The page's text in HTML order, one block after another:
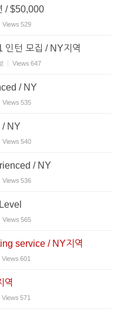
/ $50,000
Views 529
인턴 모집 / NY지역
Views 647
/ NY
Views 535
/ NY
Views 540
/ NY
Views 536
Views 565
service / NY지역
Views 601
역
Views 571